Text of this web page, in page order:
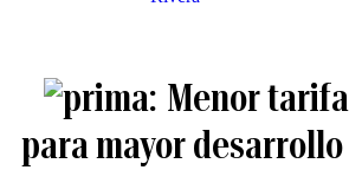
Menor
para mayor